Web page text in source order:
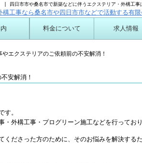
| 四日市市や桑名市で新築などに伴うエクステリア・外構工事
工について
料金について 求人情報
エクステリアのご依頼前の不安解消！
安解消！
す。
外構工事・プログリーン施工などを行っており
くださった方のために、そのお悩みを解決する